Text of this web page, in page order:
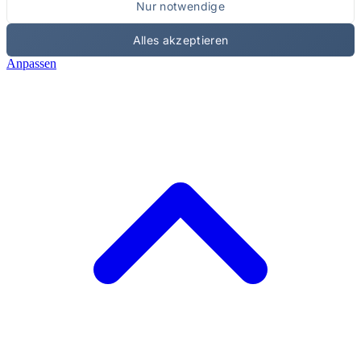
Nur notwendige
Alles akzeptieren
Anpassen